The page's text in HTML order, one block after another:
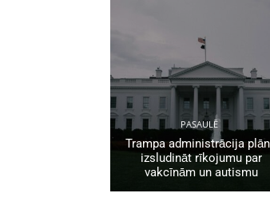
PASAULĒ
Trampa administrācija
izsludināt rīkojumu par
vakcīnām un autismu